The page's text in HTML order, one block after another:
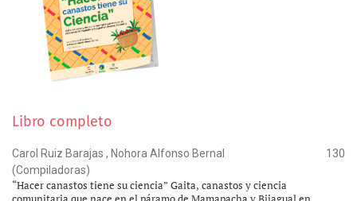
Libro completo
Carol Ruiz Barajas , Nohora Alfonso Bernal
(Compiladoras)
130
“Hacer canastos tiene su ciencia” Gaita, canastos y ciencia